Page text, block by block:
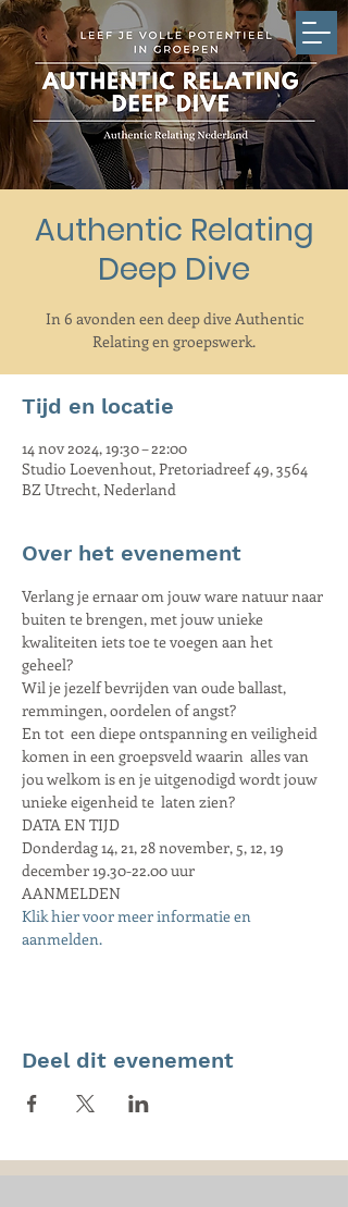
Authentic Relating
Deep Dive
In 6 avonden een deep dive Authentic
Relating en groepswerk.
Tijd en locatie
14 nov 2024, 19:30 – 22:00
Studio Loevenhout, Pretoriadreef 49, 3564
BZ Utrecht, Nederland
Over het evenement
Verlang je ernaar om jouw ware natuur naar
buiten te brengen, met jouw unieke
kwaliteiten iets toe te voegen aan het
geheel?
Wil je jezelf bevrijden van oude ballast,
remmingen, oordelen of angst?
En tot  een diepe ontspanning en veiligheid
komen in een groepsveld waarin  alles van
jou welkom is en je uitgenodigd wordt jouw
unieke eigenheid te  laten zien?
DATA EN TIJD
Donderdag 14, 21, 28 november, 5, 12, 19
december 19.30-22.00 uur
AANMELDEN
Klik hier voor meer informatie en
aanmelden.
Deel dit evenement